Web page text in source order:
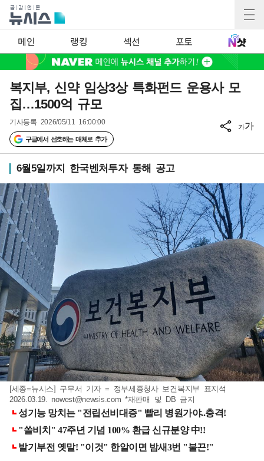
메인 랭킹 섹션 포토
복지부, 신약 임상3상 특화펀드 운용사 모
집…1500억 규모
기사등록 2026/05/11 16:00:00
구글에서 선호하는 매체로 추가
가가
6월5일까지 한국벤처투자 통해 공고
[세종=뉴시스] 구무서 기자 = 정부세종청사 보건복지부 표지석
2026.03.19. nowest@newsis.com *재판매 및 DB 금지